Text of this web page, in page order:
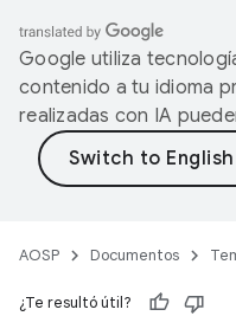
Google utiliza
contenido a tu idioma
realizadas con IA
AOSP Documentos
¿Te resultó útil?